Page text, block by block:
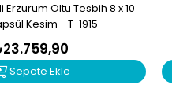
Oltu Tesbih 8 x 10
Kesim - T-1915
Sepete Ekle